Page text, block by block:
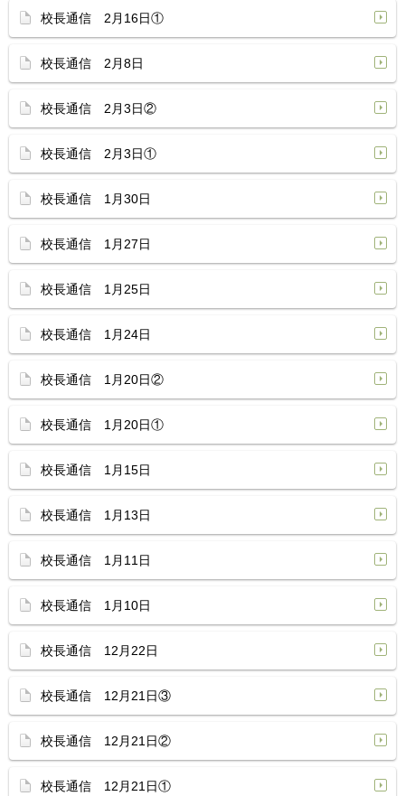
校長通信 2月16日①
校長通信 2月8日
校長通信 2月3日②
校長通信 2月3日①
校長通信 1月30日
校長通信 1月27日
校長通信 1月25日
校長通信 1月24日
校長通信 1月20日②
校長通信 1月20日①
校長通信 1月15日
校長通信 1月13日
校長通信 1月11日
校長通信 1月10日
校長通信 12月22日
校長通信 12月21日③
校長通信 12月21日②
校長通信 12月21日①